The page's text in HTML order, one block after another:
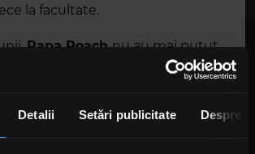
Detalii Setări publicitate Despre
la facultate.
Papa Roachnu au mai putut
departe de fani. Astfel, băieții,
lor, au lansat un videoclip de
aici.